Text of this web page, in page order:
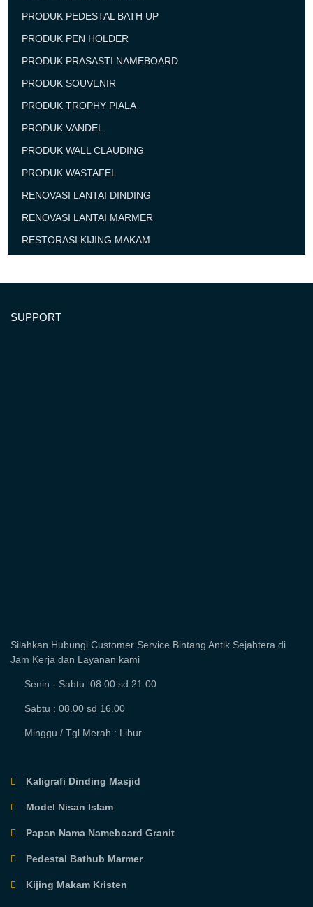
PRODUK PEDESTAL BATH UP
PRODUK PEN HOLDER
PRODUK PRASASTI NAMEBOARD
PRODUK SOUVENIR
PRODUK TROPHY PIALA
PRODUK VANDEL
PRODUK WALL CLAUDING
PRODUK WASTAFEL
RENOVASI LANTAI DINDING
RENOVASI LANTAI MARMER
RESTORASI KIJING MAKAM
SUPPORT
Silahkan Hubungi Customer Service Bintang Antik Sejahtera di
Jam Kerja dan Layanan kami
Senin - Sabtu :08.00 sd 21.00
Sabtu : 08.00 sd 16.00
Minggu / Tgl Merah : Libur
Kaligrafi Dinding Masjid
Model Nisan Islam
Papan Nama Nameboard Granit
Pedestal Bathub Marmer
Kijing Makam Kristen